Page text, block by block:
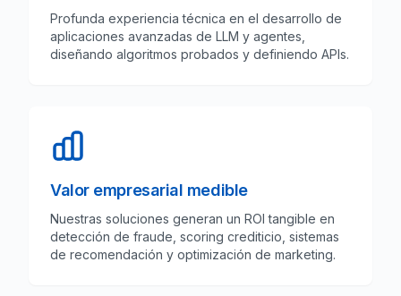
Profunda experiencia técnica en el desarrollo de
aplicaciones avanzadas de LLM y agentes,
diseñando algoritmos probados y definiendo APIs.
Valor empresarial medible
Nuestras soluciones generan un ROI tangible en
detección de fraude, scoring crediticio, sistemas
de recomendación y optimización de marketing.